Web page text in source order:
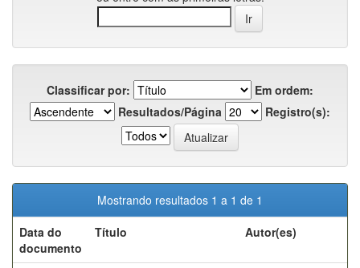
Classificar por:
Em ordem:
Resultados/Página
Registro(s):
Mostrando resultados 1 a 1 de 1
Data do
documento
Título Autor(es)